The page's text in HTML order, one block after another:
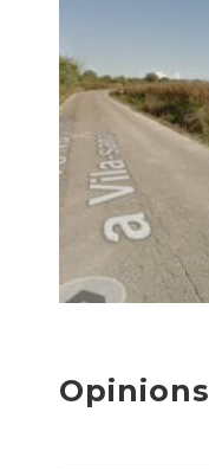
Opinions